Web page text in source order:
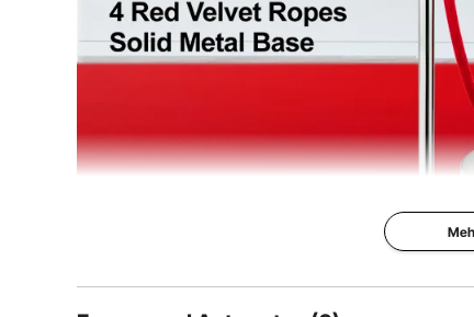
Farbe des Seils
Artikelgewicht 104 lbs / 48